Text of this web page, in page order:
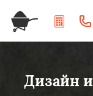
|
Дизайн